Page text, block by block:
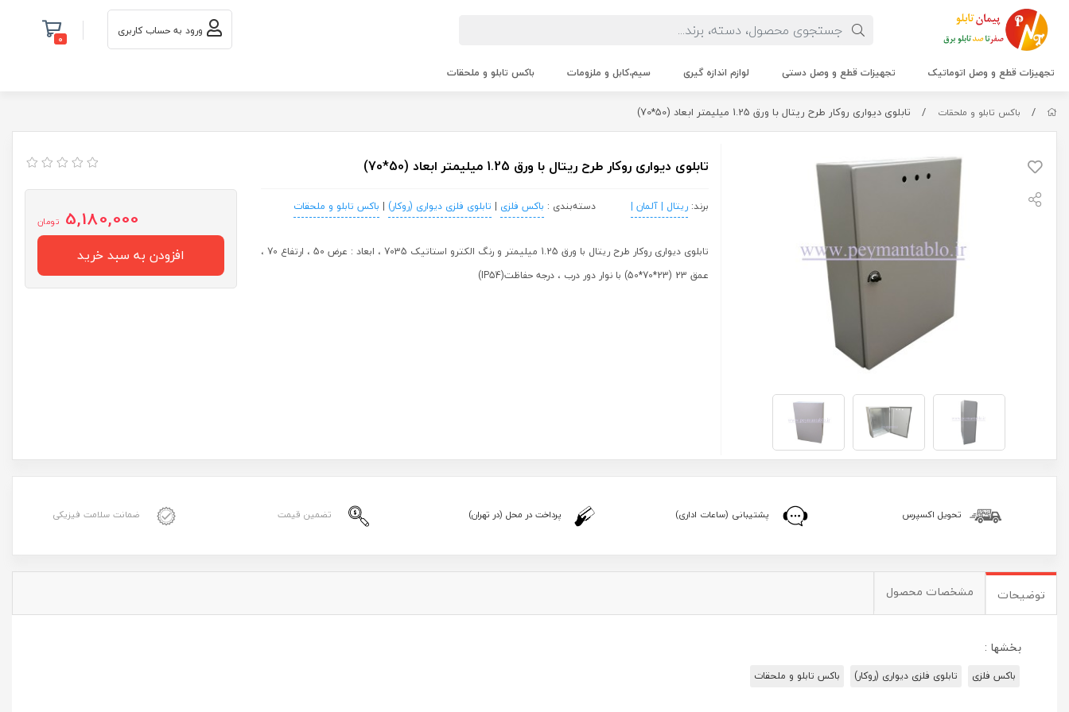
ورود به حساب کاربری 0
تجهیزات قطع و وصل اتوماتیک تجهیزات قطع و وصل دستی لوازم اندازه گیری سیم،کابل و ملزومات باکس تابلو و ملحقات
/ باکس تابلو و ملحقات / تابلوی دیواری روکار طرح ریتال با ورق 1.25 میلیمتر ابعاد (50*70)
تابلوی دیواری روکار طرح ریتال با ورق 1.25 میلیمتر ابعاد (50*70)
برند:ریتال | آلمان | دسته‌بندی : باکس فلزی | تابلوی فلزی دیواری (روکار) | باکس تابلو و ملحقات
تابلوی دیواری روکار طرح ریتال با ورق 1.25 میلیمتر و رنگ الکترو استاتیک 7035 ، ابعاد : عرض 50 ، ارتفاع 70 ،
عمق 23 (23*70*50) با نوار دور درب ، درجه حفاظت(IP54)
5,180,000 تومان
افزودن به سبد خرید
تحویل اکسپرس پشتیبانی (ساعات اداری) پرداخت در محل (در تهران) تضمین قیمت ضمانت سلامت فیزیکی
توضیحات مشخصات محصول
بخشها :
باکس فلزی تابلوی فلزی دیواری (روکار) باکس تابلو و ملحقات